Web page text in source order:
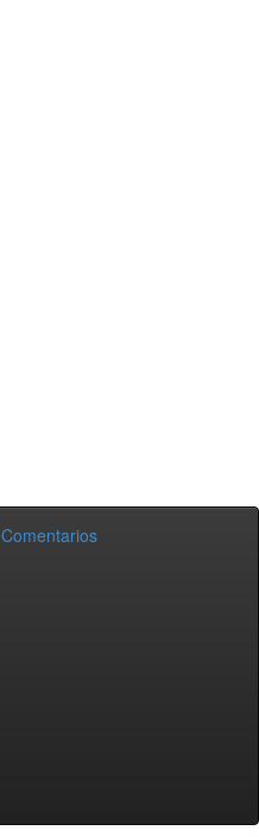
Comentarios